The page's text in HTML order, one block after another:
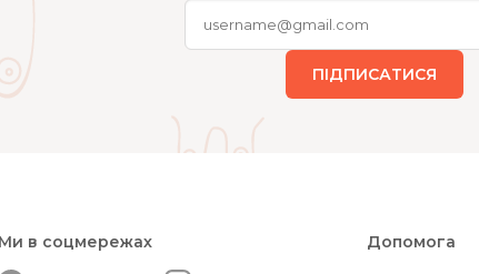
ПІДПИСАТИСЯ
Ми в соцмережах Допомога